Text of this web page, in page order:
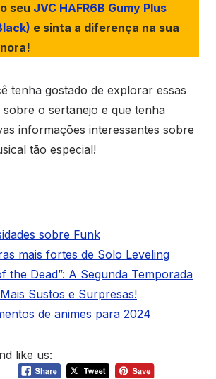
seu JVC HAFR6B Gumy Plus
e sinta a diferença na sua
tenha gostado de explorar essas
sobre o sertanejo e que tenha
informações interessantes sobre
tão especial!
sobre Funk
mais fortes de Solo Leveling
the Dead”: A Segunda Temporada
Sustos e Surpresas!
de animes para 2024
like us: